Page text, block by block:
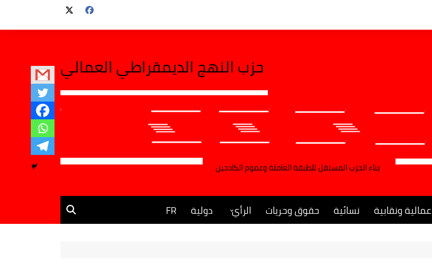
حزب النهج الديمقراطي العمالي
بناء الحزب المستقل للطبقة العاملة وعموم الكادحين
عمالية ونقابية نسائية حقوق وحريات الرأي دولية FR